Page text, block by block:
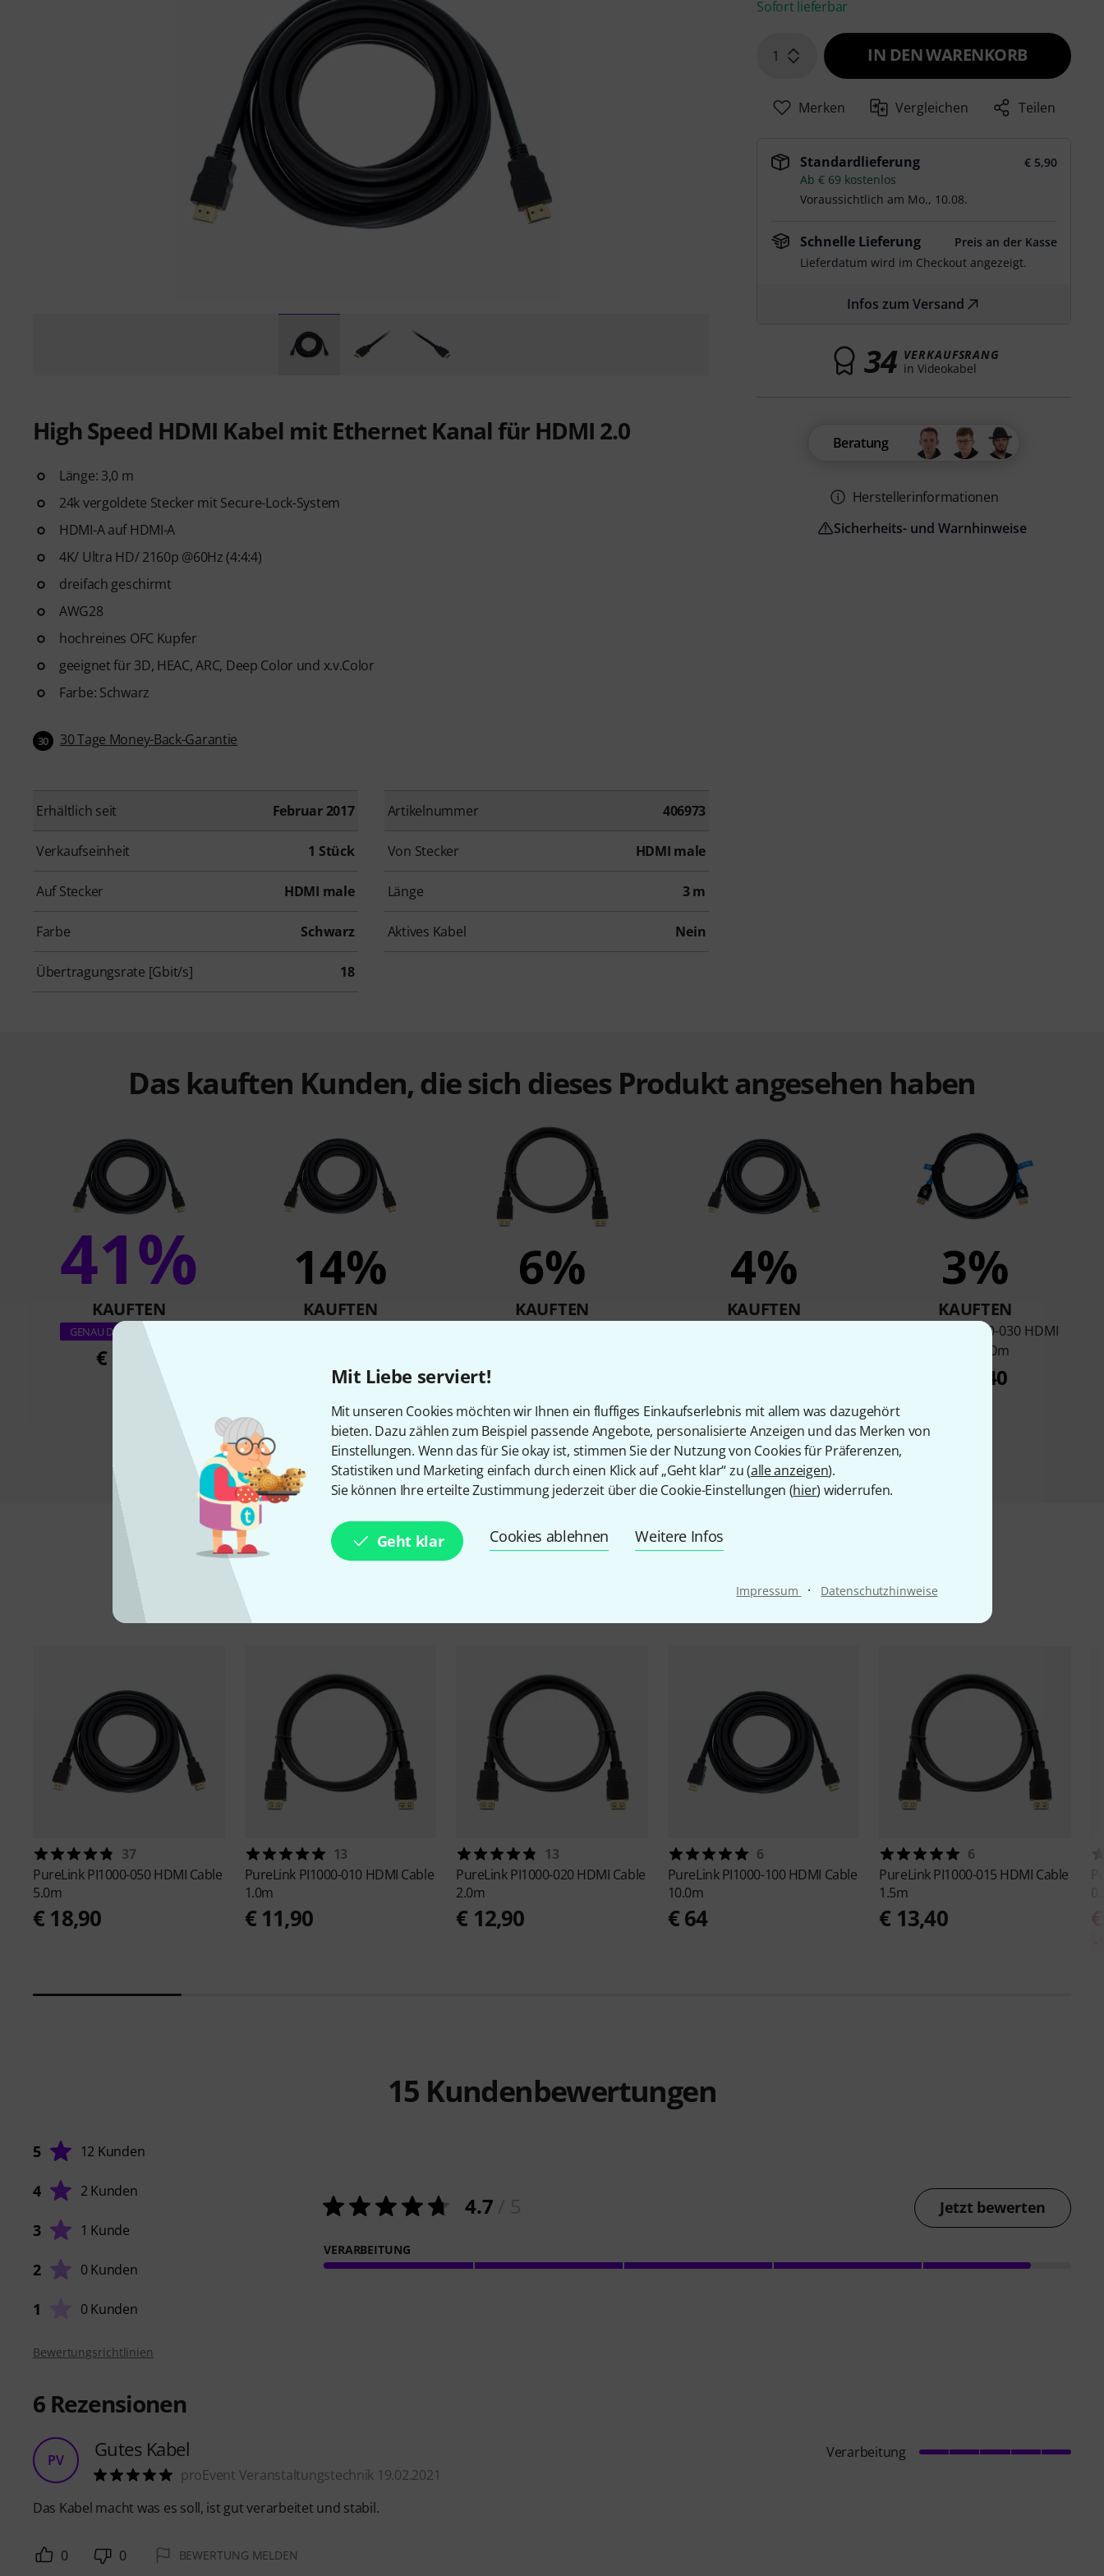
Mit Liebe serviert!
Mit unseren Cookies möchten wir Ihnen ein fluffiges Einkaufserlebnis mit allem was dazugehört
bieten. Dazu zählen zum Beispiel passende Angebote, personalisierte Anzeigen und das Merken von
Einstellungen. Wenn das für Sie okay ist, stimmen Sie der Nutzung von Cookies für Präferenzen,
Statistiken und Marketing einfach durch einen Klick auf „Geht klar“ zu (alle anzeigen).
Sie können Ihre erteilte Zustimmung jederzeit über die Cookie-Einstellungen (hier) widerrufen.
Geht klar Cookies ablehnen Weitere Infos
Impressum · Datenschutzhinweise
High Speed HDMI Kabel mit Ethernet Kanal für HDMI 2.0
Länge: 3,0 m
24k vergoldete Stecker mit Secure-Lock-System
HDMI-A auf HDMI-A
4K/ Ultra HD/ 2160p @60Hz (4:4:4)
dreifach geschirmt
AWG28
hochreines OFC Kupfer
geeignet für 3D, HEAC, ARC, Deep Color und x.v.Color
Farbe: Schwarz
30 30 Tage Money-Back-Garantie
Erhältlich seit Februar 2017 Artikelnummer 406973
Verkaufseinheit 1 Stück Von Stecker HDMI male
Auf Stecker HDMI male Länge 3 m
Farbe Schwarz Aktives Kabel Nein
Übertragungsrate [Gbit/s] 18
Sofort lieferbar
1 IN DEN WARENKORB
Merken Vergleichen Teilen
Standardlieferung
€ 5,90
Ab € 69 kostenlos
Voraussichtlich am Mo., 10.08.
Schnelle Lieferung
Preis an der Kasse
Lieferdatum wird im Checkout angezeigt.
Infos zum Versand
34 VERKAUFSRANG
in Videokabel
Beratung
Herstellerinformationen
Sicherheits- und Warnhinweise
Das kauften Kunden, die sich dieses Produkt angesehen haben
41%
KAUFTEN
GENAU DIESES PRODUKT
€ 13,30
14%
KAUFTEN
€ 18,90
6%
KAUFTEN
4%
KAUFTEN
3%
KAUFTEN
PureLink FI-H100-030 HDMI
Cable 3.0m
€ 18,40
Vergleichen
Zubehör & passende Artikel
37
PureLinkPI1000-050 HDMI Cable
5.0m
€ 18,90
13
PureLink PI1000-010 HDMI Cable
1.0m
€ 11,90
13
PureLinkPI1000-020 HDMI Cable
2.0m
€ 12,90
6
PureLinkPI1000-100 HDMI Cable
10.0m
€ 64
6
PureLinkPI1000-015 HDMI Cable
1.5m
€ 13,40
15 Kundenbewertungen
5 12 Kunden
4 2 Kunden
3 1 Kunde
2 0 Kunden
1 0 Kunden
4.7 Jetzt bewerten
VERARBEITUNG
Bewertungsrichtlinien
6 Rezensionen
PV Gutes Kabel
proEvent Veranstaltungstechnik 19.02.2021
Das Kabel macht was es soll, ist gut verarbeitet und stabil.
Verarbeitung
0 0 BEWERTUNG MELDEN